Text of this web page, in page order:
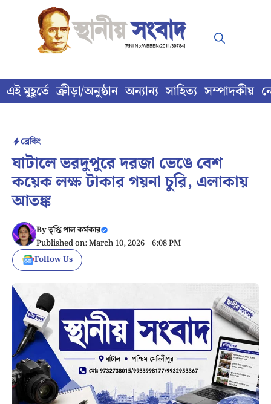
content
এই মুহূর্তে ক্রীড়া/অনুষ্ঠান অন্যান্য সাহিত্য সম্পাদকীয়
ব্রেকিং
ঘাটালে ভরদুপুরে দরজা ভেঙে বেশ
কয়েক লক্ষ টাকার গয়না চুরি, এলাকায়
আতঙ্ক
Byতৃপ্তি পাল কর্মকার
Published on: March 10, 2026 । 6:08 PM
Follow Us